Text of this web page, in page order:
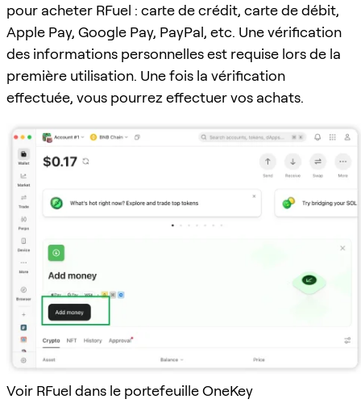
pour acheter RFuel : carte de crédit, carte de débit,
Apple Pay, Google Pay, PayPal, etc. Une vérification
des informations personnelles est requise lors de la
première utilisation. Une fois la vérification
effectuée, vous pourrez effectuer vos achats.
Voir RFuel dans le portefeuille OneKey